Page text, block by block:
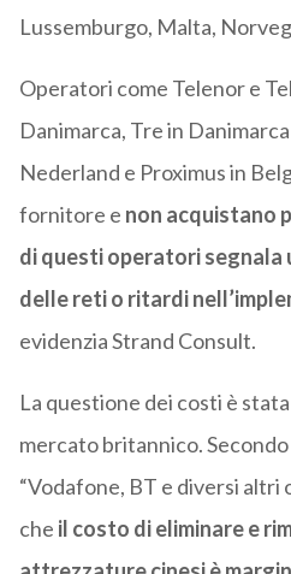
Lussemburgo, Malta,
Operatori come Telenor e
Danimarca, Tre in
Nederland e Proximus in
fornitore e non acquistano
di questi operatori segnala
delle reti o ritardi
evidenzia Strand Consult.
La questione dei costi è
mercato britannico.
“Vodafone, BT e diversi
che il costo di eliminare e